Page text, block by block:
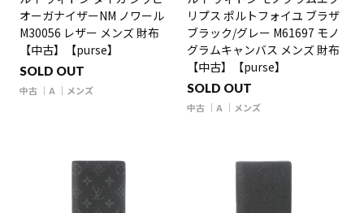
オーガナイザーNM ノワール
M30056 レザー メンズ 財布
【中古】【purse】
SOLD OUT
中古 A メンズ
リプス ポルトフォイユ ブラザ
ブラック/グレー M61697 モノ
グラムキャンバス メンズ 財布
【中古】【purse】
SOLD OUT
中古 A メンズ